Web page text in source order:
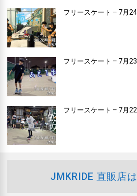
フリースケート – 7月
フリースケート – 7月
フリースケート – 7月
JMKRIDE 直販店